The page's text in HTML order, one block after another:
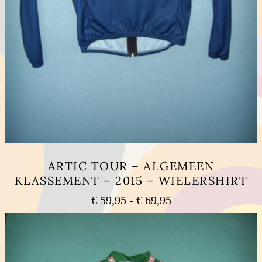
ARTIC TOUR – ALGEMEEN
KLASSEMENT – 2015 – WIELERSHIRT
€59,95 - €69,95Prijsklasse:
€ 59,95
meerdere
variaties.